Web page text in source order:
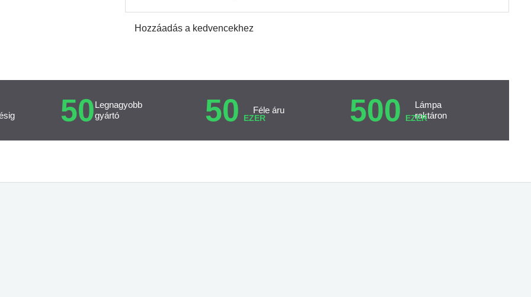
Hozzáadás a kedvencekhez
50Legnagyobb
gyártó
50 EZER
Féle áru 500 EZER
Lámpa
raktáron